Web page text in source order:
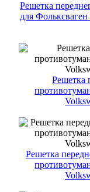
Решетка
для
Решетка
Решетка